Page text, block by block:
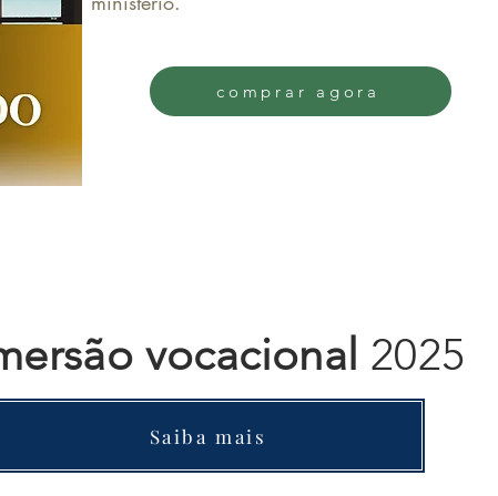
comprar agora
vocacional 2025
Saiba mais